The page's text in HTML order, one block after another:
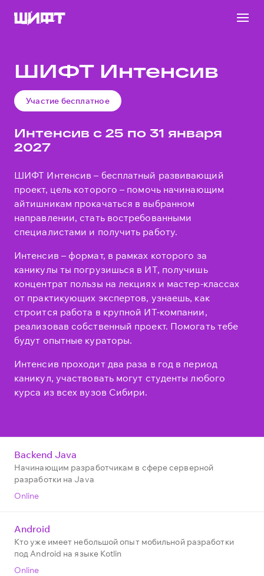
ШИФТ Интенсив
Участие бесплатное
Интенсив с 25 по 31 января
2027
ШИФТ Интенсив – бесплатный развивающий
проект, цель которого – помочь начинающим
айтишникам прокачаться в выбранном
направлении, стать востребованными
специалистами и получить работу.
Интенсив – формат, в рамках которого за
каникулы ты погрузишься в ИТ, получишь
концентрат пользы на лекциях и мастер-классах
от практикующих экспертов, узнаешь, как
строится работа в крупной ИТ-компании,
реализовав собственный проект. Помогать тебе
будут опытные кураторы.
Интенсив проходит два раза в год в период
каникул, участвовать могут студенты любого
курса из всех вузов Сибири.
Backend Java
Начинающим разработчикам в сфере серверной
разработки на Java
Online
Android
Кто уже имеет небольшой опыт мобильной разработки
под Android на языке Kotlin
Online